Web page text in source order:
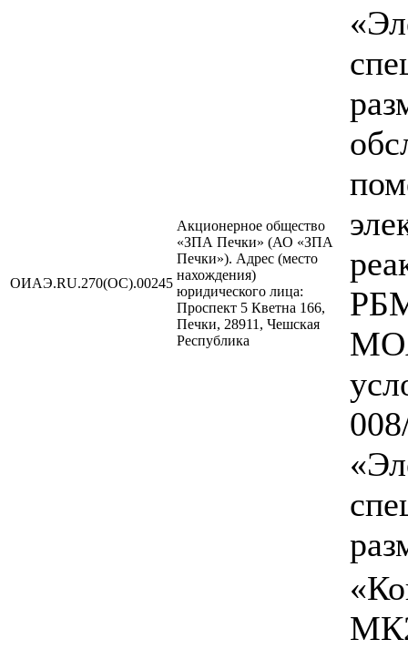
ОИАЭ.RU.270(ОС).00245
Акционерное общество
«ЗПА Печки» (АО «ЗПА
Печки»). Адрес (место
нахождения)
юридического лица:
Проспект 5 Кветна 166,
Печки, 28911, Чешская
Республика